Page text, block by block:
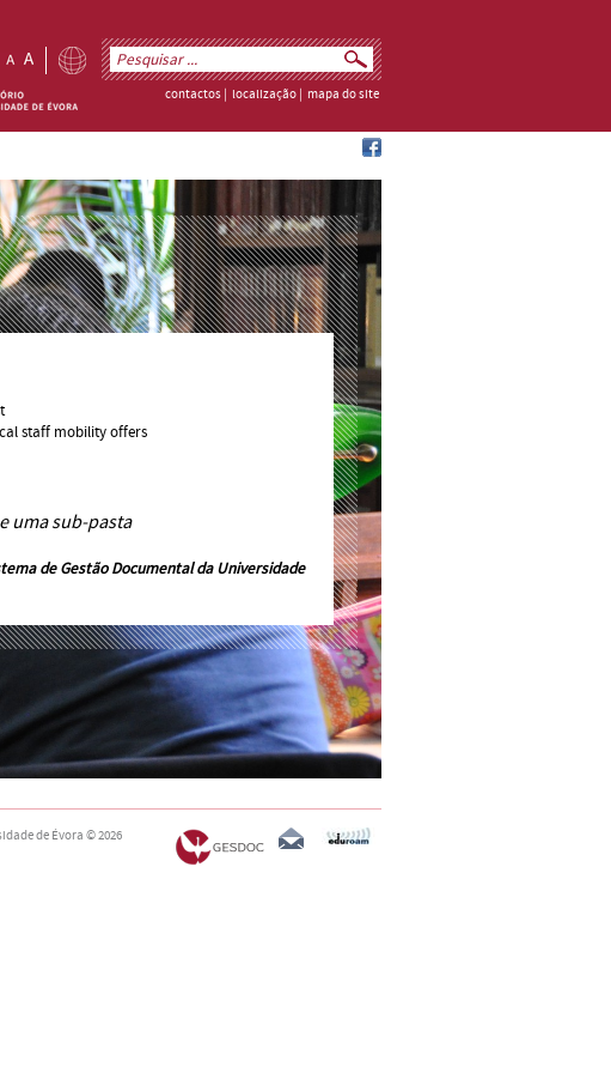
contactos localização mapa do site
staff mobility offers
uma sub-pasta
de Gestão Documental da Universidade
de Évora © 2026